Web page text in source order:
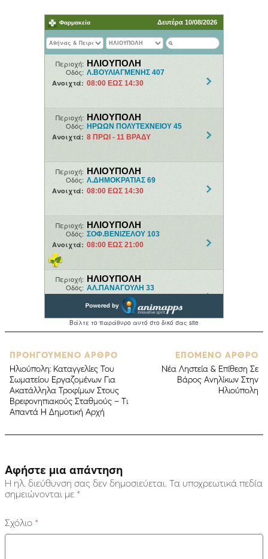
ΠΡΟΗΓΟΥΜΕΝΟ ΑΡΘΡΟ
Ηλιούπολη: Καταγγελίες Του
Σωματείου Εργαζομένων Για
Ακατάλληλα Τροφίμων Στους
Βρεφονηπιακούς Σταθμούς – Τι
Απαντά Η Δημοτική Αρχή
ΕΠΟΜΕΝΟ ΑΡΘΡΟ
Νέα Ληστεία & Επίθεση Σε
Βάρος Ανηλίκων Στην
Ηλιούπολη
Αφήστε μια απάντηση
Η ηλ. διεύθυνση σας δεν δημοσιεύεται. Τα υποχρεωτικά πεδία
σημειώνονται με *
Σχόλιο *